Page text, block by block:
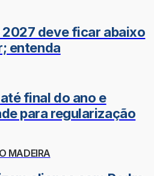
deve ficar abaixo
entenda
final do ano e
para regularização
MADEIRA